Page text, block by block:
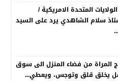
المتحدة الامريكية /
سلام الشاهدي يرد على السيد
المراة من فضاء المنزل الى سوق
يخلق قلق وتوجس، ويعطي...